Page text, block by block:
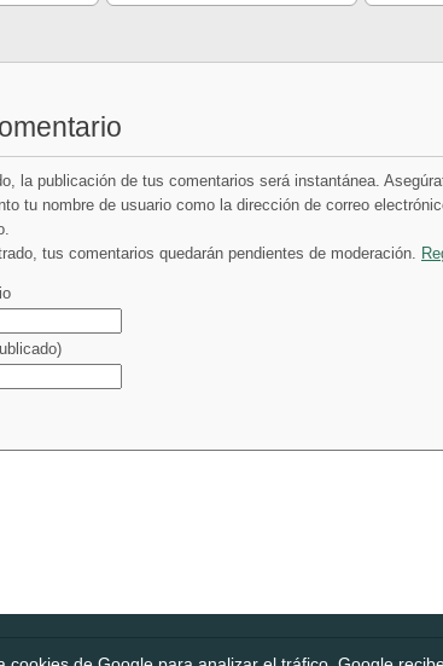
la publicación de tus comentarios será instantánea.
tu nombre de usuario como la dirección de correo
tus comentarios quedarán pendientes de moderación.